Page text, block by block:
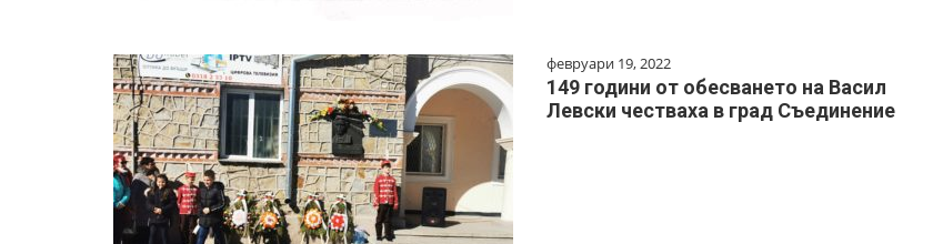
февруари 19, 2022
149 години от обесването на Васил
Левски честваха в град Съединение